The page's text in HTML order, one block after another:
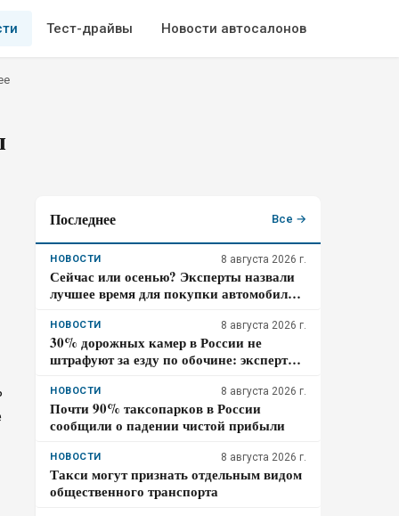
Тест-драйвы Новости автосалонов
Последнее Все →
НОВОСТИ 8 августа 2026 г.
Сейчас или осенью? Эксперты назвали
лучшее время для покупки автомобиля в
НОВОСТИ 8 августа 2026 г.
30% дорожных камер в России не
штрафуют за езду по обочине: эксперты
НОВОСТИ 8 августа 2026 г.
Почти 90% таксопарков в России
сообщили о падении чистой прибыли
НОВОСТИ 8 августа 2026 г.
Такси могут признать отдельным видом
общественного транспорта